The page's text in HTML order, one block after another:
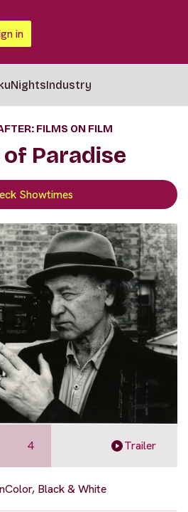
in
Industry
FILMS ON FILM
Paradise
Showtimes
4 Trailer
Color, Black & White